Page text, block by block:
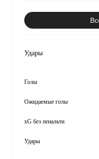
Удары
Голы
Ожидаемые голы
xG без пенальти
Удары